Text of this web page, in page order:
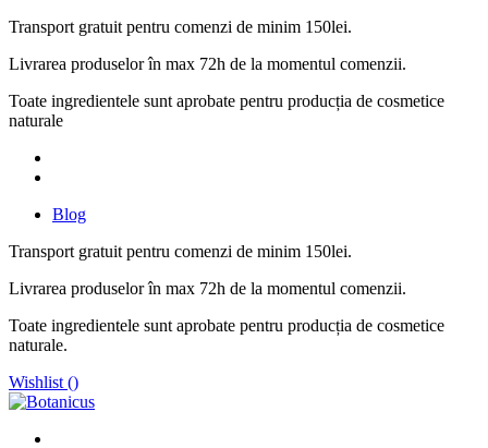
Transport gratuit pentru comenzi de minim 150lei.
Livrarea produselor în max 72h de la momentul comenzii.
Toate ingredientele sunt aprobate pentru producția de cosmetice
naturale
Blog
Transport gratuit pentru comenzi de minim 150lei.
Livrarea produselor în max 72h de la momentul comenzii.
Toate ingredientele sunt aprobate pentru producția de cosmetice
naturale.
Wishlist ()